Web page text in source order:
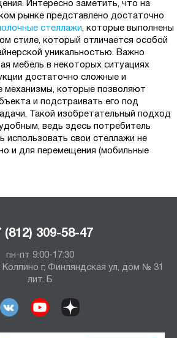
Интересно заметить, что на
рынке представлено достаточно
стеллажи, которые выполнены
стиле, который отличается особой
уникальностью. Важно
мебель в некоторых ситуациях
достаточно сложные и
механизмы, которые позволяют
и подстраивать его под
Такой изобретательный подход
ведь здесь потребитель
использовать свои стеллажи не
и для перемещения (мобильные
(812) 309-58-47
пн-пт 9:00-17:30
Колпино г, Финляндская ул, дом № 31
лит. Б